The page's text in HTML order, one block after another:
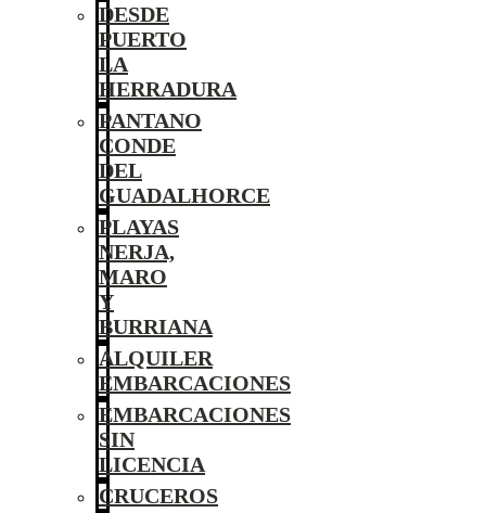
DESDE
PUERTO
LA
HERRADURA
PANTANO
CONDE
DEL
GUADALHORCE
PLAYAS
NERJA,
MARO
Y
BURRIANA
ALQUILER
EMBARCACIONES
EMBARCACIONES
SIN
LICENCIA
CRUCEROS